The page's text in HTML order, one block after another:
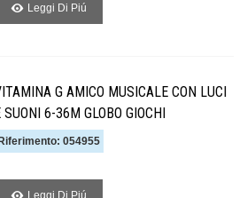
Leggi Di Piú
G AMICO MUSICALE CON LUCI
SUONI 6-36M GLOBO GIOCHI
054955
Leggi Di Piú